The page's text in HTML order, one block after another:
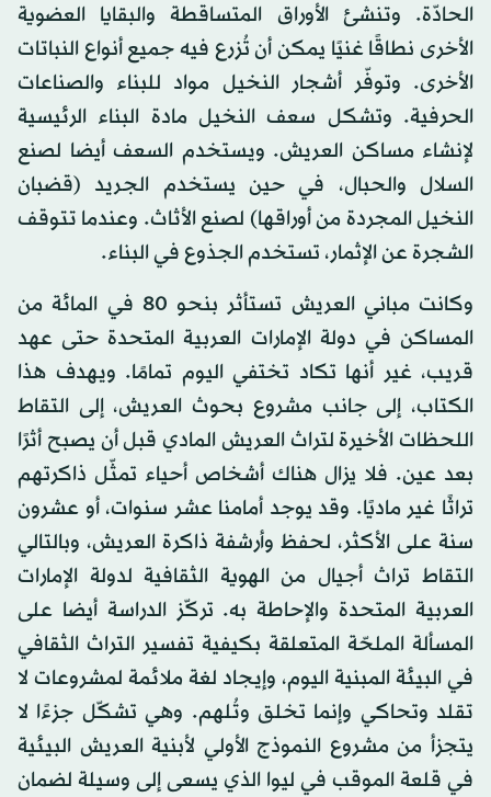
الحادّة. وتنشئ الأوراق المتساقطة والبقايا العضوية
الأخرى نطاقًا غنيًا يمكن أن تُزرع فيه جميع أنواع النباتات
الأخرى. وتوفّر أشجار النخيل مواد للبناء والصناعات
الحرفية. وتشكل سعف النخيل مادة البناء الرئيسية
لإنشاء مساكن العريش. ويستخدم السعف أيضا لصنع
السلال والحبال، في حين يستخدم الجريد (قضبان
النخيل المجردة من أوراقها) لصنع الأثاث. وعندما تتوقف
الشجرة عن الإثمار، تستخدم الجذوع في البناء.
وكانت مباني العريش تستأثر بنحو 80 في المائة من
المساكن في دولة الإمارات العربية المتحدة حتى عهد
قريب، غير أنها تكاد تختفي اليوم تمامًا. ويهدف هذا
الكتاب، إلى جانب مشروع بحوث العريش، إلى التقاط
اللحظات الأخيرة لتراث العريش المادي قبل أن يصبح أثرًا
بعد عين. فلا يزال هناك أشخاص أحياء تمثّل ذاكرتهم
تراثًا غير ماديًا. وقد يوجد أمامنا عشر سنوات، أو عشرون
سنة على الأكثر، لحفظ وأرشفة ذاكرة العريش، وبالتالي
التقاط تراث أجيال من الهوية الثقافية لدولة الإمارات
العربية المتحدة والإحاطة به. تركّز الدراسة أيضا على
المسألة الملحّة المتعلقة بكيفية تفسير التراث الثقافي
في البيئة المبنية اليوم، وإيجاد لغة ملائمة لمشروعات لا
تقلد وتحاكي وإنما تخلق وتُلهم. وهي تشكّل جزءًا لا
يتجزأ من مشروع النموذج الأولي لأبنية العريش البيئية
في قلعة الموقب في ليوا الذي يسعى إلى وسيلة لضمان